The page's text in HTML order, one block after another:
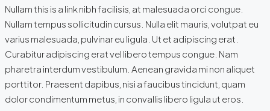
Nullam this is a link nibh facilisis, at malesuada orci congue.
Nullam tempus sollicitudin cursus. Nulla elit mauris, volutpat eu
varius malesuada, pulvinar eu ligula. Ut et adipiscing erat.
Curabitur adipiscing erat vel libero tempus congue. Nam
pharetra interdum vestibulum. Aenean gravida mi non aliquet
porttitor. Praesent dapibus, nisi a faucibus tincidunt, quam
dolor condimentum metus, in convallis libero ligula ut eros.